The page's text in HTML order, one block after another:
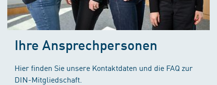
Ihre Ansprechpersonen
Hier finden Sie unsere Kontaktdaten und die FAQ zur
DIN-Mitgliedschaft.